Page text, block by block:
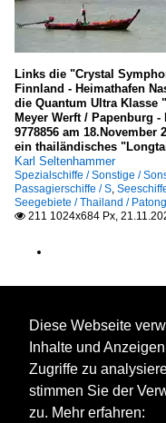
Links die "Crystal
Finnland - Heimathafen
die Quantum Ultra Klasse
Meyer Werft / Papenburg -
9778856 am 18.November
ein thailändisches
Karl Seltenhammer
Spezialschiffe / Sonstige /
Passagierschiffe / S,
Seegebiete / Thailand /
 211 1024x684 Px,
Diese Webseite
Inhalte und
Zugriffe zu
stimmen Sie der
zu. Mehr erfahren: